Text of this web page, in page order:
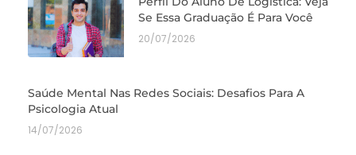
Se Essa Graduação É Para Você
20/07/2026
Saúde Mental Nas Redes Sociais: Desafios Para A
Psicologia Atual
14/07/2026